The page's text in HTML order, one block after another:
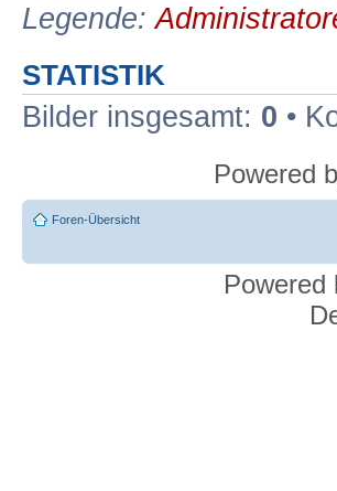
Legende:
STATISTIK
Bilder insgesamt: 0 •
Powered
Foren-Übersicht
Powered